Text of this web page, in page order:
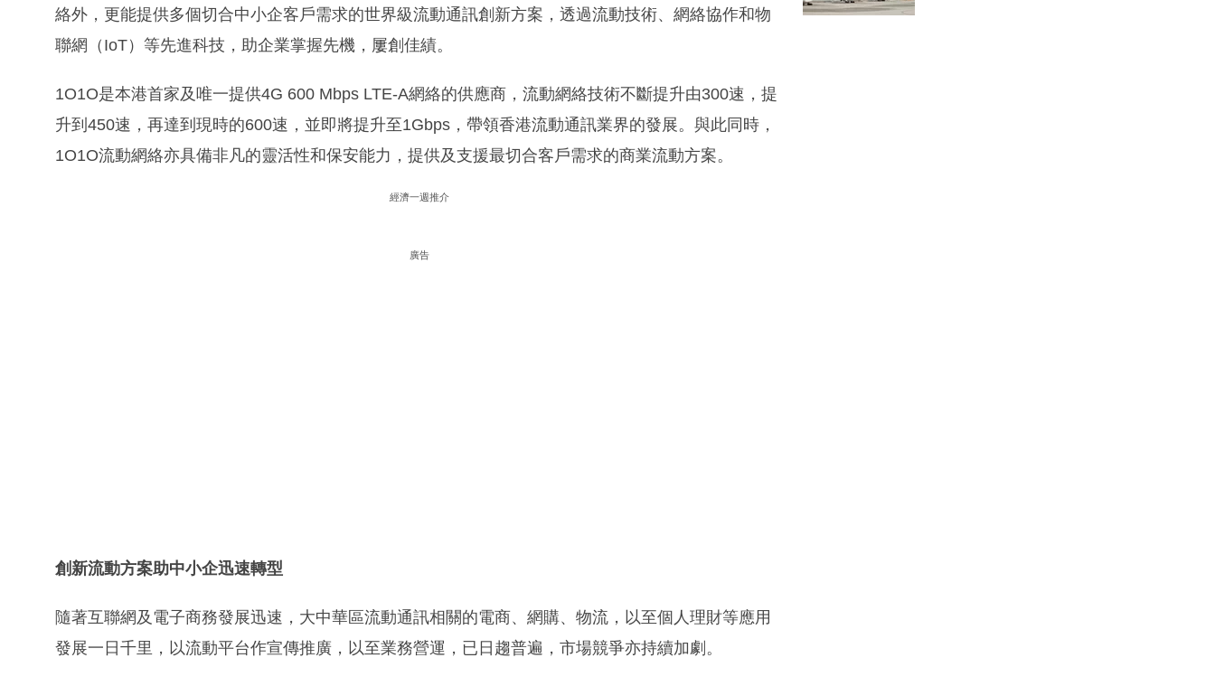
絡外，更能提供多個切合中小企客戶需求的世界級流動通訊創新方案，透過流動技術、網絡協作和物
聯網（IoT）等先進科技，助企業掌握先機，屢創佳績。
1O1O是本港首家及唯一提供4G 600 Mbps LTE-A網絡的供應商，流動網絡技術不斷提升由300速，提
升到450速，再達到現時的600速，並即將提升至1Gbps，帶領香港流動通訊業界的發展。與此同時，
1O1O流動網絡亦具備非凡的靈活性和保安能力，提供及支援最切合客戶需求的商業流動方案。
經濟一週推介
廣告
創新流動方案助中小企迅速轉型
隨著互聯網及電子商務發展迅速，大中華區流動通訊相關的電商、網購、物流，以至個人理財等應用
發展一日千里，以流動平台作宣傳推廣，以至業務營運，已日趨普遍，市場競爭亦持續加劇。